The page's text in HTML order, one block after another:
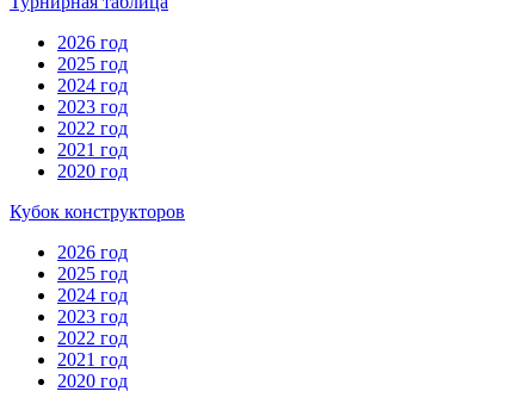
2026 год
2025 год
2024 год
2023 год
2022 год
2021 год
2020 год
Кубок конструкторов
2026 год
2025 год
2024 год
2023 год
2022 год
2021 год
2020 год